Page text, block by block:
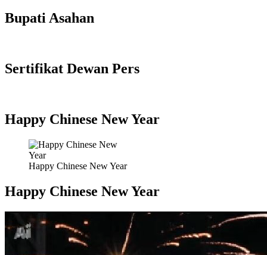
Bupati Asahan
Sertifikat Dewan Pers
Happy Chinese New Year
Happy Chinese New Year
Happy Chinese New Year